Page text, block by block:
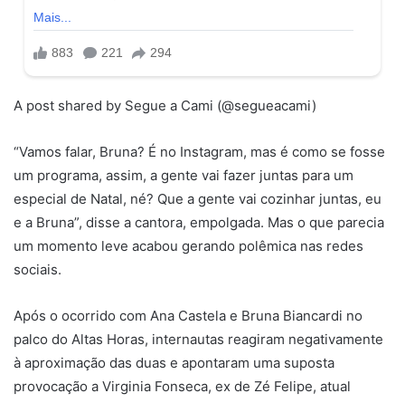
A post shared by Segue a Cami (@segueacami)
“Vamos falar, Bruna? É no Instagram, mas é como se fosse
um programa, assim, a gente vai fazer juntas para um
especial de Natal, né? Que a gente vai cozinhar juntas, eu
e a Bruna”, disse a cantora, empolgada. Mas o que parecia
um momento leve acabou gerando polêmica nas redes
sociais.
Após o ocorrido com Ana Castela e Bruna Biancardi no
palco do Altas Horas, internautas reagiram negativamente
à aproximação das duas e apontaram uma suposta
provocação a Virginia Fonseca, ex de Zé Felipe, atual